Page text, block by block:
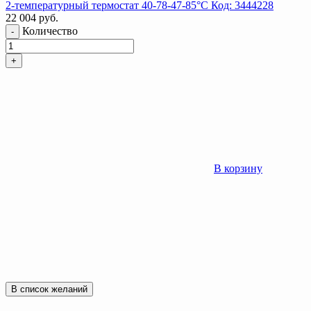
2-температурный термостат 40-78-47-85°C Код: 3444228
22 004 руб.
- Количество
+
В корзину
В список желаний